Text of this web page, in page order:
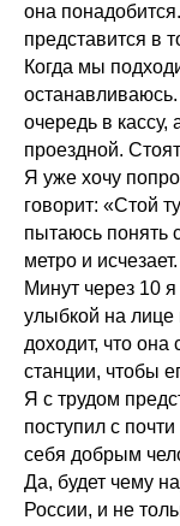
она
представится в
Когда мы
очередь в кассу,
проездной.
Я уже хочу
говорит: «Стой
пытаюсь понять
метро и исчезает.
Минут через 10
улыбкой на лице
доходит, что
станции, чтобы
Я с трудом
поступил с
себя добрым
Да, будет чему
России, и не